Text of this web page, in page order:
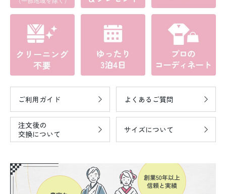
ご利用ガイド よくあるご質問
注文後の
交換について
サイズについて